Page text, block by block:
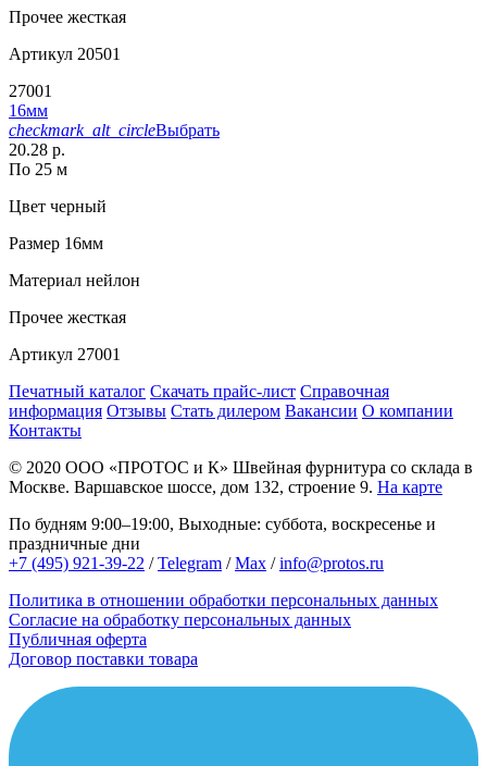
Прочее жесткая
Артикул 20501
27001
16мм
checkmark_alt_circleВыбрать
20.28 р.
По 25 м
Цвет черный
Размер 16мм
Материал нейлон
Прочее жесткая
Артикул 27001
Печатный каталог Скачать прайс-лист Справочная
информация Отзывы Стать дилером Вакансии О компании
Контакты
© 2020 ООО «ПРОТОС и К» Швейная фурнитура со склада в
Москве. Варшавское шоссе, дом 132, строение 9. На карте
По будням 9:00–19:00, Выходные: суббота, воскресенье и
праздничные дни
+7 (495) 921-39-22 /Telegram /Max /info@protos.ru
Политика в отношении обработки персональных данных
Согласие на обработку персональных данных
Публичная оферта
Договор поставки товара